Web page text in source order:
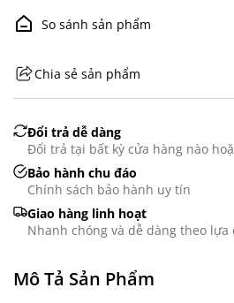
So sánh sản phẩm
GHS07 - Advarsel
Chia sẻ sản phẩm
Đổi trả dễ dàng
Đổi trả tại bất kỳ cửa hàng nào
Bảo hành chu đáo
Chính sách bảo hành uy tín
Giao hàng linh hoạt
Nhanh chóng và dễ dàng theo lựa
Mô Tả Sản Phẩm